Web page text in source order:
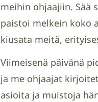
meihin ohjaajiin. Sää
paistoi melkein koko
kiusata meitä,
Viimeisenä päivänä
ja me ohjaajat
asioita ja muistoja